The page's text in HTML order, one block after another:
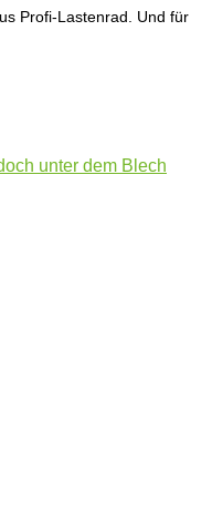
Profi-Lastenrad. Und für